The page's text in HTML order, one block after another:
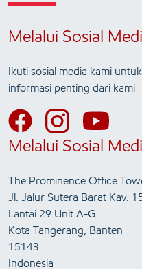
Melalui Sosial
Ikuti sosial media kami
informasi penting dari kami
Melalui Sosial
The Prominence Office
Jl. Jalur Sutera Barat Kav.
Lantai 29 Unit A-G
Kota Tangerang, Banten
15143
Indonesia